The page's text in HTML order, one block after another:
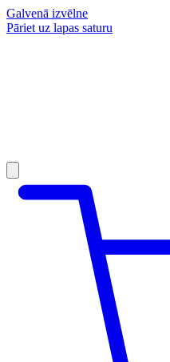
Galvenā izvēlne
Pāriet uz lapas saturu